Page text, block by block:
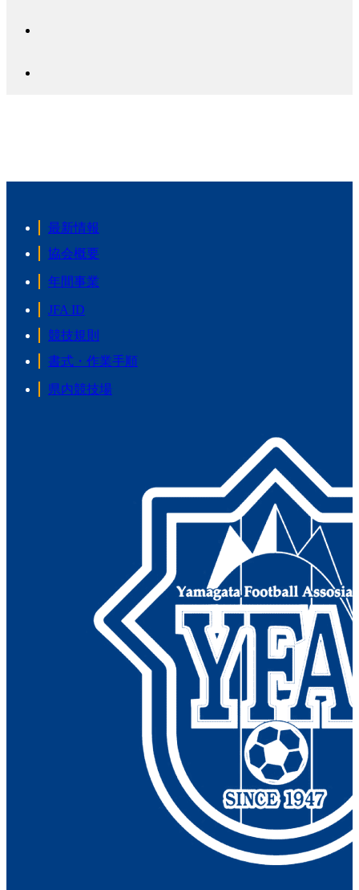
最新情報
協会概要
年間事業
JFA ID
競技規則
書式・作業手順
県内競技場